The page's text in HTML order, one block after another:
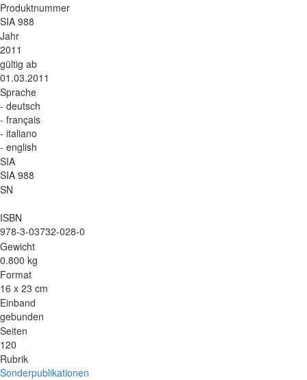
Produktnummer
SIA 988
Jahr
2011
gültig ab
01.03.2011
Sprache
- deutsch
- français
- italiano
- english
SIA
SIA 988
SN
ISBN
978-3-03732-028-0
Gewicht
0.800 kg
Format
16 x 23 cm
Einband
gebunden
Seiten
120
Rubrik
Sonderpublikationen